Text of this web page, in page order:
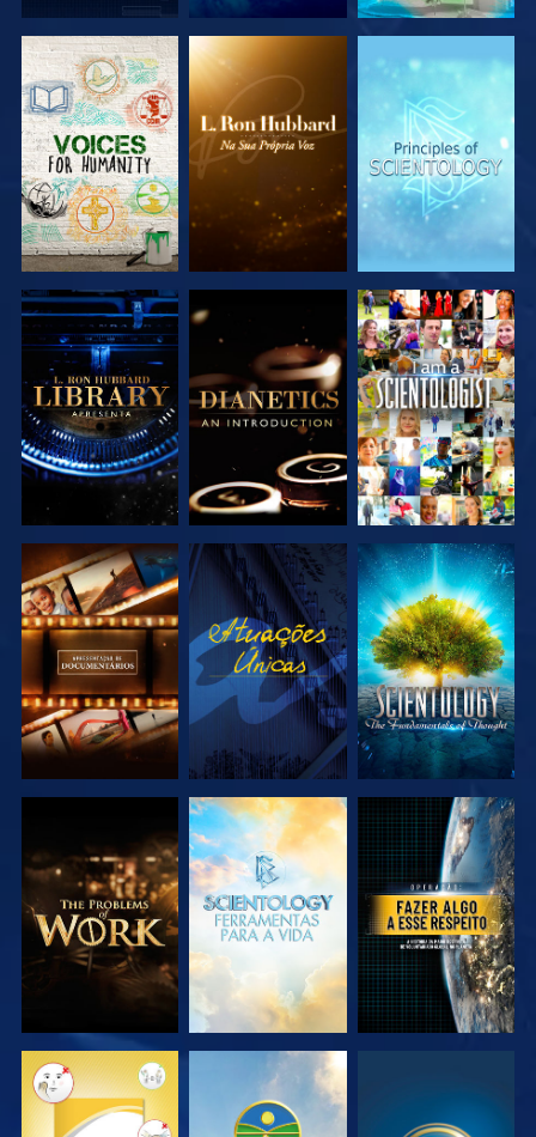
EXPLORAR A
SÉRIE
EXPLORAR A
SÉRIE
EXPLORAR A
SÉRIE
EXPLORAR A
SÉRIE
EXPLORAR A
SÉRIE
VER
EXPLORAR A
SÉRIE
VER
EXPLORAR A
SÉRIE
EXPLORAR A
SÉRIE
EXPLORAR A
SÉRIE
VER
VER VER VER